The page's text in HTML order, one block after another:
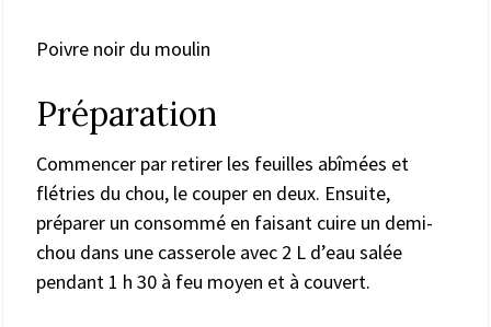
Poivre noir du moulin
Préparation
Commencer par retirer les feuilles abîmées et
flétries du chou, le couper en deux. Ensuite,
préparer un consommé en faisant cuire un demi-
chou dans une casserole avec 2 L d’eau salée
pendant 1 h 30 à feu moyen et à couvert.